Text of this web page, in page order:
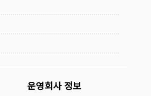
운영회사 정보